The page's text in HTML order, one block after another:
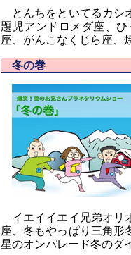
とんちをといてるカシ
題児アンドロメダ座、
座、がんこなくじら座
冬の巻
イエイイエイ兄弟オリ
座、冬もやっぱり三角形
星のオンパレード冬のダ